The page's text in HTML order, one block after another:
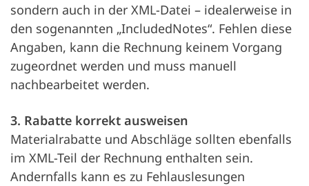
sondern auch in der XML-Datei – idealerweise in
den sogenannten „IncludedNotes“. Fehlen diese
Angaben, kann die Rechnung keinem Vorgang
zugeordnet werden und muss manuell
nachbearbeitet werden.
3. Rabatte korrekt ausweisen
Materialrabatte und Abschläge sollten ebenfalls
im XML-Teil der Rechnung enthalten sein.
Andernfalls kann es zu Fehlauslesungen